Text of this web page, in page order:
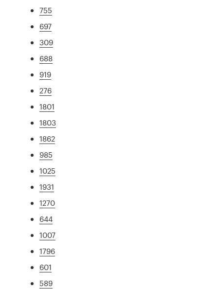
755
697
309
688
919
276
1801
1803
1862
985
1025
1931
1270
644
1007
1796
601
589